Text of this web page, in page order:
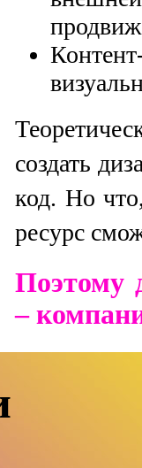
создать
код. Но
ресурс
Поэтому
–